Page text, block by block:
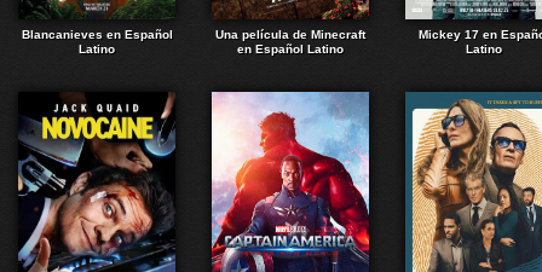
Blancanieves en Español
Latino
Una película de Minecraft
en Español Latino
Mickey 17 en
Latino